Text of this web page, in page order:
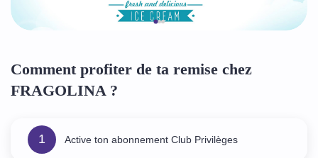
Comment profiter de ta remise chez
FRAGOLINA ?
1 Active ton abonnement Club Privilèges